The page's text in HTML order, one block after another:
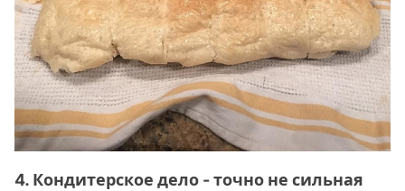
4. Кондитерское дело - точно не сильная